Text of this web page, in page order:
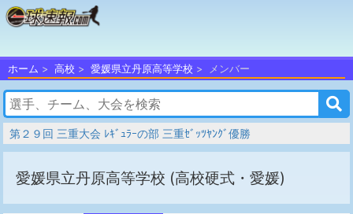
ホーム 高校 愛媛県立丹原高等学校 メンバー
第２９回 三重大会 ﾚｷﾞｭﾗｰの部 三重ｾﾞｯﾂﾔﾝｸﾞ優勝
愛媛県立丹原高等学校 (高校硬式・愛媛)